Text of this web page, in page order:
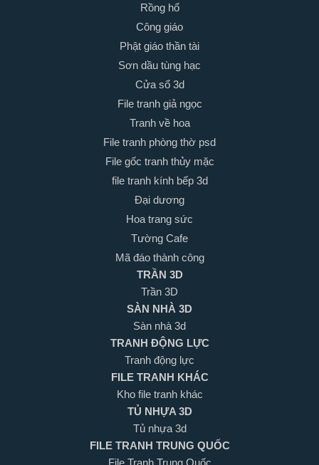
Rồng hổ
Công giáo
Phật giáo thần tài
Sơn dầu tùng hạc
Cửa sổ 3d
File tranh giả ngọc
Tranh về hoa
File tranh phòng thờ psd
File gốc tranh thủy mặc
file tranh kính bếp 3d
Đại dương
Hoa trang sức
Tường Cafe
Mã đáo thành công
TRẦN 3D
Trần 3D
SÀN NHÀ 3D
Sàn nhà 3d
TRANH ĐỘNG LỰC
Tranh động lực
FILE TRANH KHÁC
Kho file tranh khác
TỦ NHỰA 3D
Tủ nhựa 3d
FILE TRANH TRUNG QUỐC
File Tranh Trung Quốc